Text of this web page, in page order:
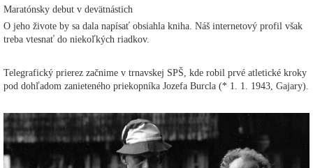
Maratónsky debut v devätnástich
O jeho živote by sa dala napísať obsiahla kniha. Náš internetový profil však
treba vtesnať do niekoľkých riadkov.
Telegrafický prierez začnime v trnavskej SPŠ, kde robil prvé atletické kroky
pod dohľadom zanieteného priekopníka Jozefa Burcla (* 1. 1. 1943, Gajary).